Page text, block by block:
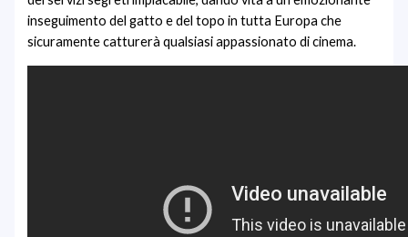
inseguimento del gatto e del topo in tutta Europa che
sicuramente catturerà qualsiasi appassionato di cinema.